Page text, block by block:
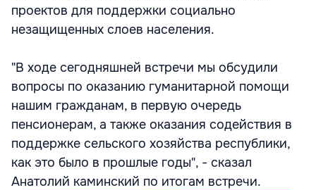
проектов для поддержки социально
незащищенных слоев населения.
"В ходе сегодняшней встречи мы обсудили
вопросы по оказанию гуманитарной помощи
нашим гражданам, в первую очередь
пенсионерам, а также оказания содействия в
поддержке сельского хозяйства республики,
как это было в прошлые годы", - сказал
Анатолий каминский по итогам встречи.